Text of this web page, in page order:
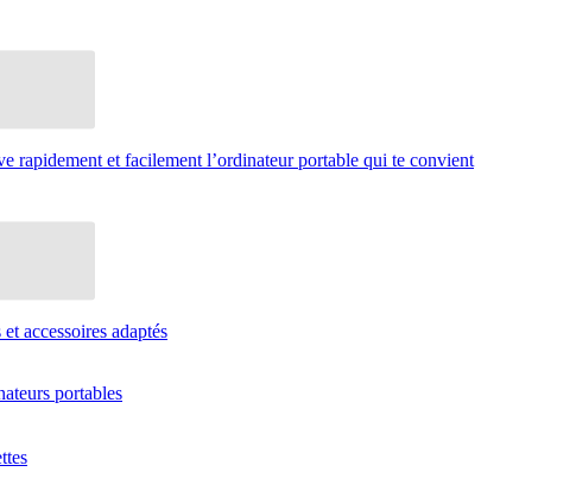
rapidement et facilement l’ordinateur portable qui te convient
accessoires adaptés
portables